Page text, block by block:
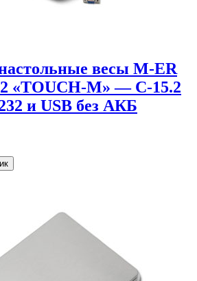
весы M-ER
«TOUCH-M» — C-15.2
и USB без АКБ